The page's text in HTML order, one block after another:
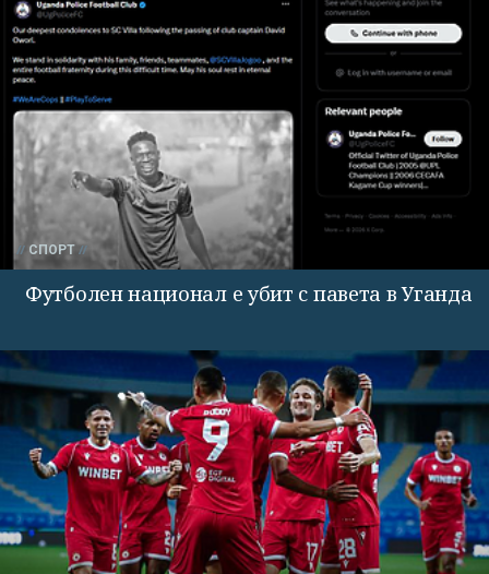
СПОРТ
Футболен национал е убит с павета в Уганда